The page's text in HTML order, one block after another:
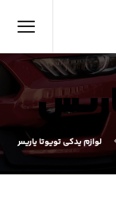
لوازم یدکی تویوتا یاریس